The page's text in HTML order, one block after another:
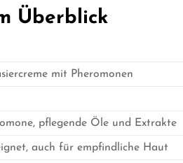
Überblick
mit Pheromonen
pflegende Öle und Extrakte
auch für empfindliche Haut